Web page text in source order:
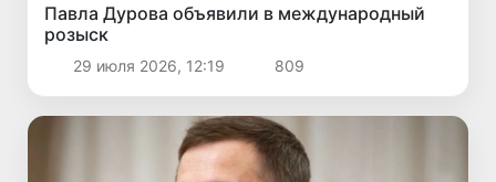
Павла Дурова объявили в международный
розыск
29 июля 2026, 12:19 809